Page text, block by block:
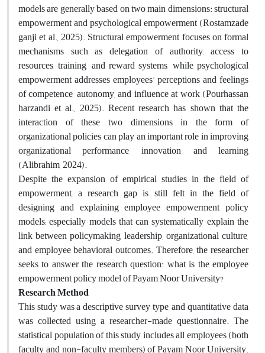
models are generally based on two main dimensions: structural
empowerment and psychological empowerment (Rostamzade
ganji et al., 2025). Structural empowerment focuses on formal
mechanisms such as delegation of authority, access to
resources, training, and reward systems, while psychological
empowerment addresses employees' perceptions and feelings
of competence, autonomy, and influence at work (Pourhassan
harzandi et al., 2025). Recent research has shown that the
interaction of these two dimensions in the form of
organizational policies can play an important role in improving
organizational performance, innovation, and learning
(Alibrahim, 2024).
Despite the expansion of empirical studies in the field of
empowerment, a research gap is still felt in the field of
designing and explaining employee empowerment policy
models; especially models that can systematically explain the
link between policymaking, leadership, organizational culture,
and employee behavioral outcomes. Therefore, the researcher
seeks to answer the research question: what is the employee
empowerment policy model of Payam Noor University?
Research Method
This study was a descriptive survey type, and quantitative data
was collected using a researcher-made questionnaire. The
statistical population of this study includes all employees (both
faculty and non-faculty members) of Payam Noor University.